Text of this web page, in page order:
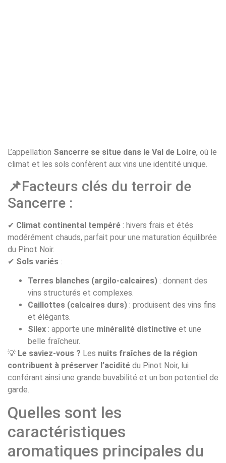
L’appellation Sancerre se situe dans le Val de Loire, où le
climat et les sols confèrent aux vins une identité unique.
📌Facteurs clés du terroir de
Sancerre :
✔ Climat continental tempéré : hivers frais et étés
modérément chauds, parfait pour une maturation équilibrée
du Pinot Noir.
✔ Sols variés :
Terres blanches (argilo-calcaires) : donnent des
vins structurés et complexes.
Caillottes (calcaires durs) : produisent des vins fins
et élégants.
Silex : apporte une minéralité distinctive et une
belle fraîcheur.
💡 Le saviez-vous ? Les nuits fraîches de la région
contribuent à préserver l’acidité du Pinot Noir, lui
conférant ainsi une grande buvabilité et un bon potentiel de
garde.
Quelles sont les
caractéristiques
aromatiques principales du